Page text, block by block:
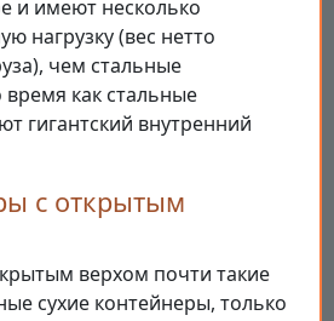
и имеют несколько
нагрузку (вес нетто
чем стальные
как стальные
гигантский внутренний
с открытым
верхом почти такие
сухие контейнеры, только